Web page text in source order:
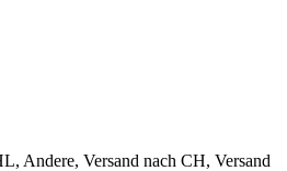
Andere, Versand nach CH, Versand